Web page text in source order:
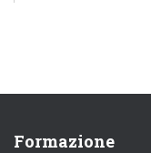
Formazione